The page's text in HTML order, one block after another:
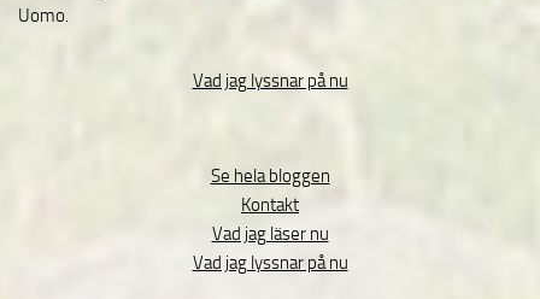
Uomo.
Vad jag lyssnar på nu
Se hela bloggen
Kontakt
Vad jag läser nu
Vad jag lyssnar på nu